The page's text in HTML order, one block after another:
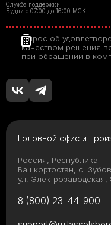
Служба поддержки
Будни с 07:00 до 16:00 МСК
Опрос об
качеством решения
при обращении в
Головной офис и
Россия, Республика
Башкортостан, с.
ул. Электрозаводская,
8 (800) 23-44-900